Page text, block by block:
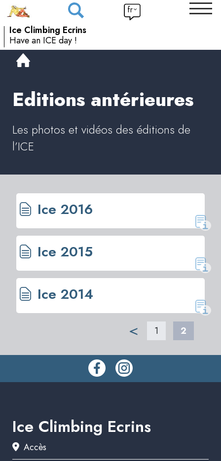
Ice Climbing Ecrins
Have an ICE day !
fr
Editions antérieures
Les photos et vidéos des éditions de
l’ICE
<1
2
Ice 2016
Ice 2015
Ice 2014
< 1 2
Ice Climbing Ecrins
Accès